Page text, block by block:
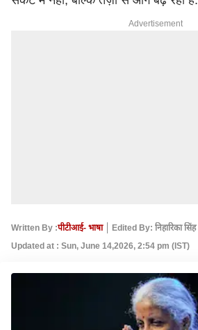
Advertisement
Written By :पीटीआई- भाषा
Edited By: निहारिका सिंह
Updated at : Sun, June 14,2026, 2:54 pm (IST)